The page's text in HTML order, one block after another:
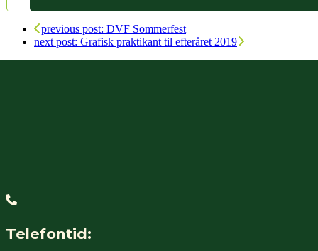
previous post: DVF Sommerfest
next post: Grafisk praktikant til efteråret 2019
Telefontid: